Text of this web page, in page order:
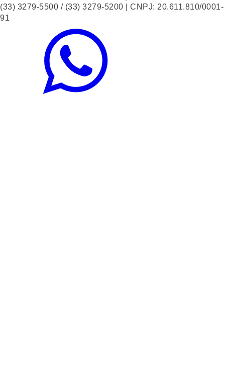
(33) 3279-5500 / (33) 3279-5200 | CNPJ: 20.611.810/0001-
91